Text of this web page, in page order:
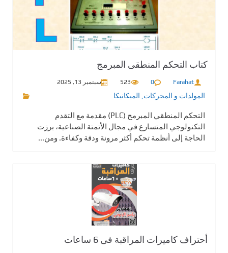
كتاب التحكم المنطقى المبرمج
Farahat
0
523 سبتمبر 13, 2025
المولدات و المحركات الميكانيكا
التحكم المنطقي المبرمج (PLC) مقدمة مع التقدم
التكنولوجي المتسارع في مجال الأتمتة الصناعية، برزت
الحاجة إلى أنظمة تحكم أكثر مرونة ودقة وكفاءة. ومن...
أحتراف كاميرات المراقبة فى 6 ساعات